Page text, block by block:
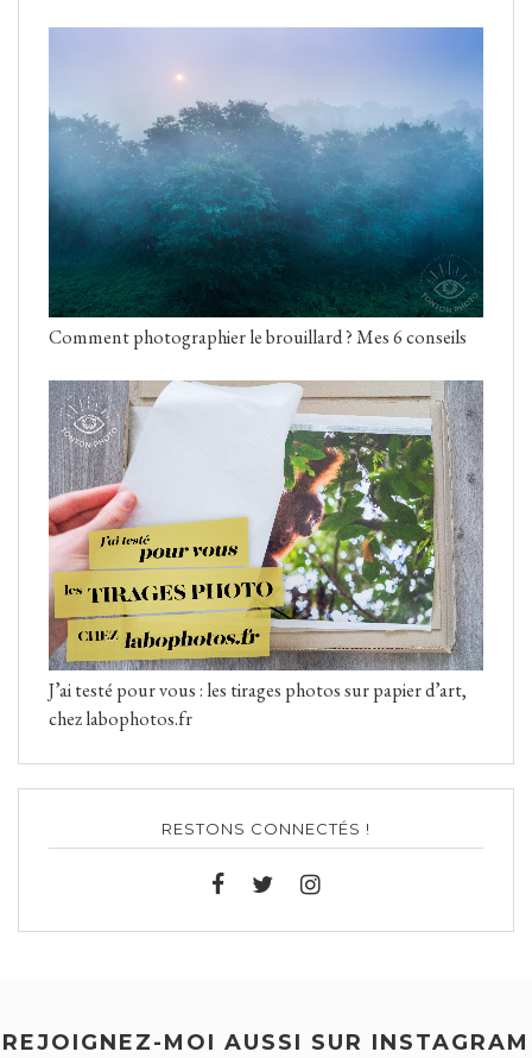
Comment photographier le brouillard ? Mes 6 conseils
J’ai testé pour vous : les tirages photos sur papier d’art,
chez labophotos.fr
RESTONS CONNECTÉS !
REJOIGNEZ-MOI AUSSI SUR INSTAGRAM